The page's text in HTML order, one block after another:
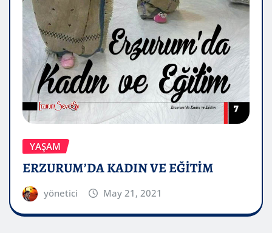
YAŞAM
ERZURUM’DA KADIN VE EĞİTİM
yönetici May 21, 2021